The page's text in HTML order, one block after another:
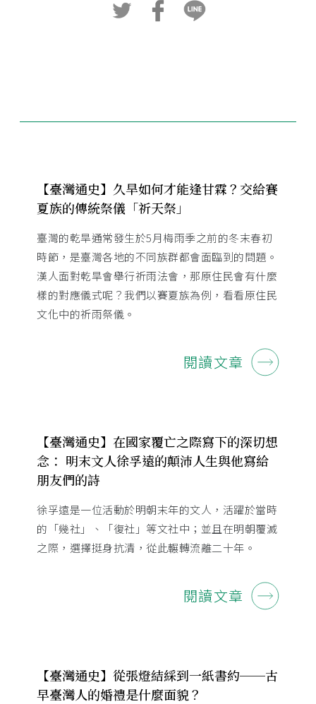
【臺灣通史】久旱如何才能逢甘霖？交給賽
夏族的傳統祭儀「祈天祭」
臺灣的乾旱通常發生於5月梅雨季之前的冬末春初
時節，是臺灣各地的不同族群都會面臨到的問題。
漢人面對乾旱會舉行祈雨法會，那原住民會有什麼
樣的對應儀式呢？我們以賽夏族為例，看看原住民
文化中的祈雨祭儀。
閱讀文章
【臺灣通史】在國家覆亡之際寫下的深切想
念： 明末文人徐孚遠的顛沛人生與他寫給
朋友們的詩
徐孚遠是一位活動於明朝末年的文人，活躍於當時
的「幾社」、「復社」等文社中；並且在明朝覆滅
之際，選擇挺身抗清，從此輾轉流離二十年。
閱讀文章
【臺灣通史】從張燈結綵到一紙書約──古
早臺灣人的婚禮是什麼面貌？